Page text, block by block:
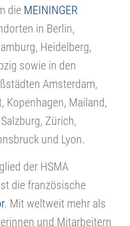
die MEININGER
in Berlin,
Heidelberg,
sowie in den
Amsterdam,
Kopenhagen, Mailand,
Zürich,
und Lyon.
der HSMA
die französische
. Mit weltweit mehr als
und Mitarbeitern